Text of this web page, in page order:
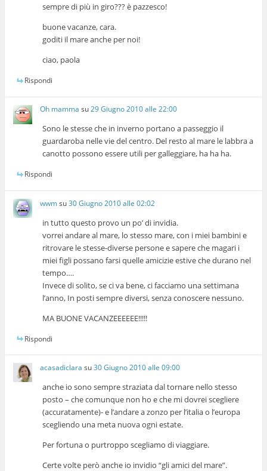
sempre di più in giro??? è pazzesco!
buone vacanze, cara.
goditi il mare anche per noi!
ciao, paola
Rispondi
Oh mamma su29 Giugno 2010 alle 22:00
Sono le stesse che in inverno portano a passeggio il
guardaroba nelle vie del centro. Del resto al mare le labbra a
canotto possono essere utili per galleggiare, ha ha ha.
Rispondi
wwmsu30 Giugno 2010 alle 02:02
in tutto questo provo un po’ di invidia.
vorrei andare al mare, lo stesso mare, con i miei bambini e
ritrovare le stesse-diverse persone e sapere che magari i
miei figli possano farsi quelle amicizie estive che durano nel
tempo….
Invece di solito, se ci va bene, ci facciamo una settimana
l’anno, In posti sempre diversi, senza conoscere nessuno.
MA BUONE VACANZEEEEEE!!!!!
Rispondi
acasadiclara su30 Giugno 2010 alle 09:00
anche io sono sempre straziata dal tornare nello stesso
posto – che comunque non ho e che mi dovrei scegliere
(accuratamente)- e l’andare a zonzo per l’italia o l’europa
scegliendo una meta nuova ogni estate.
Per fortuna o purtroppo scegliamo di viaggiare.
Certe volte però anche io invidio “gli amici del mare”.